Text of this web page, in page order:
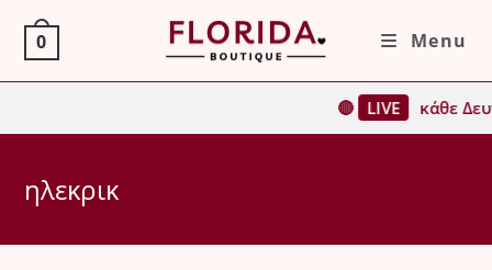
content
0 Menu
🔴 LIVE κάθε
ηλεκρικ